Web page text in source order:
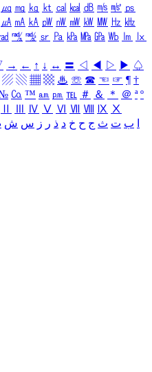
㎍ ㎎ ㎏ ㏏ ㎈ ㎉ ㏈ ㎧ ㎨ ㎰
㎂ ㎃ ㎄ ㎺ ㎻ ㎽ ㎾ ㎿ ㎐ ㎑
㎮ ㎯ ㏛ ㎩ ㎪ ㎫ ㎬ ㏝ ㏐
㏓
→ ← ↑ ↓ ↔ 〓 ◁ ◀ ▷ ▶ ♤
▨ ▧ ▦ ▩ ♨ ☏ ☎ ☜ ☞ ¶ †
㏇ ™ ㏂ ㏘ ℡ ＃ ＆ ＊ ＠ ª º
Ⅳ Ⅴ Ⅵ Ⅶ Ⅷ Ⅸ Ⅹ
ب ت ث ج ح خ د ذ ر ز س ش